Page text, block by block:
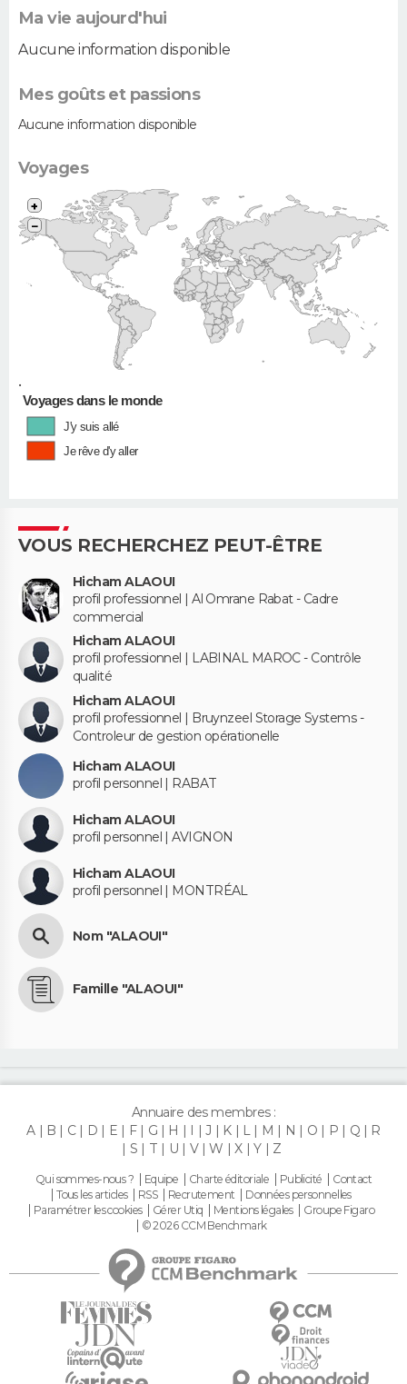
Ma vie aujourd'hui
Aucune information disponible
Mes goûts et passions
Aucune information disponible
Voyages
•
+
−
Voyages dans le monde
J'y suis allé
Je rêve d'y aller
VOUS RECHERCHEZ PEUT-ÊTRE
Hicham ALAOUI
profil professionnel | Al Omrane Rabat - Cadre
commercial
Hicham ALAOUI
profil professionnel | LABINAL MAROC - Contrôle
qualité
Hicham ALAOUI
profil professionnel | Bruynzeel Storage Systems -
Controleur de gestion opérationelle
Hicham ALAOUI
profil personnel | RABAT
Hicham ALAOUI
profil personnel | AVIGNON
Hicham ALAOUI
profil personnel | MONTRÉAL
Nom "ALAOUI"
Famille "ALAOUI"
Annuaire des membres :
A
B C D E F G H I J K L M N O P Q
R
S
T U V W X Y Z
Qui sommes-nous ? Equipe Charte éditoriale Publicité
Contact
Tous les articles
RSS Recrutement
Données personnelles
Paramétrer les cookies
Gérer Utiq Mentions légales
Groupe Figaro
© 2026 CCM Benchmark